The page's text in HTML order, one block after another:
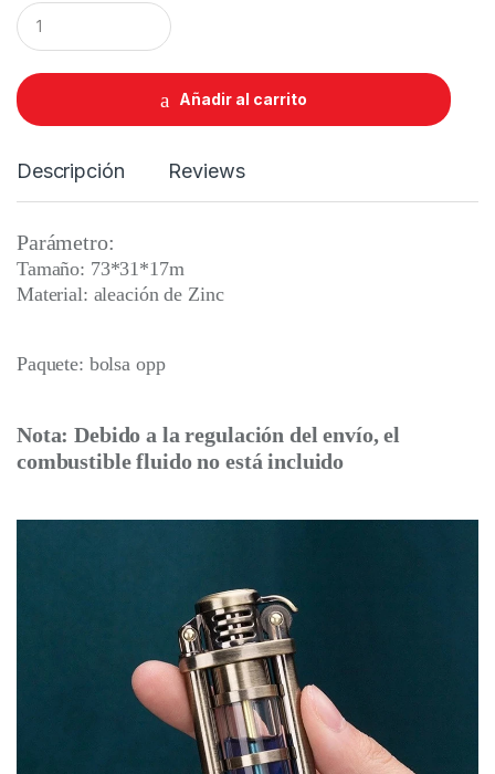
Q
u
a
t
i
Añadir al carrito
Descripción Reviews
Parámetro:
Tamaño: 73*31*17m
Material: aleación de Zinc
Paquete: bolsa opp
Nota: Debido a la regulación del envío, el
combustible fluido no está incluido